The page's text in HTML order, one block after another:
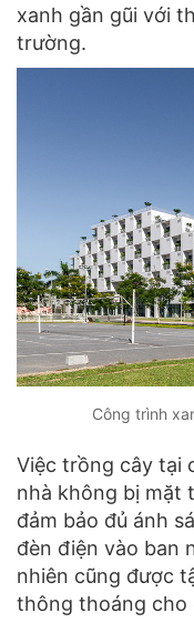
xanh gần gũi với
trường.
Công trình
Việc trồng cây tại
nhà không bị mặt
đảm bảo đủ ánh
đèn điện vào ban
nhiên cũng được
thông thoáng cho